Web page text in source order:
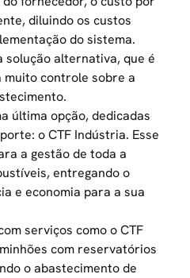
diluindo os custos
do sistema.
solução alternativa, que é
muito controle sobre a
.
última opção, dedicadas
o CTF Indústria. Esse
a gestão de toda a
entregando o
e economia para a sua
serviços como o CTF
com reservatórios
o abastecimento de